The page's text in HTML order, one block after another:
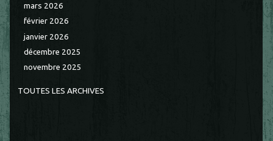
mars 2026
février 2026
janvier 2026
décembre 2025
novembre 2025
TOUTES LES ARCHIVES